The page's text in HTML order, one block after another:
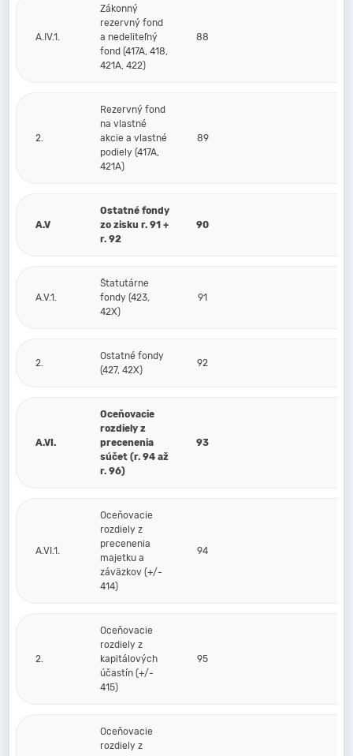
A.IV.1.
Zákonný
rezervný fond
a nedeliteľný
fond (417A, 418,
421A, 422)
88
2.
Rezervný fond
na vlastné
akcie a vlastné
podiely (417A,
421A)
89
A.V
Ostatné fondy
zo zisku r. 91 +
r. 92
90
A.V.1.
Štatutárne
fondy (423,
42X)
91
2.
Ostatné fondy
(427, 42X)
92
A.VI.
Oceňovacie
rozdiely z
precenenia
súčet (r. 94 až
r. 96)
93
A.VI.1.
Oceňovacie
rozdiely z
precenenia
majetku a
záväzkov (+/-
414)
94
2.
Oceňovacie
rozdiely z
kapitálových
účastín (+/-
415)
95
Oceňovacie
rozdiely z